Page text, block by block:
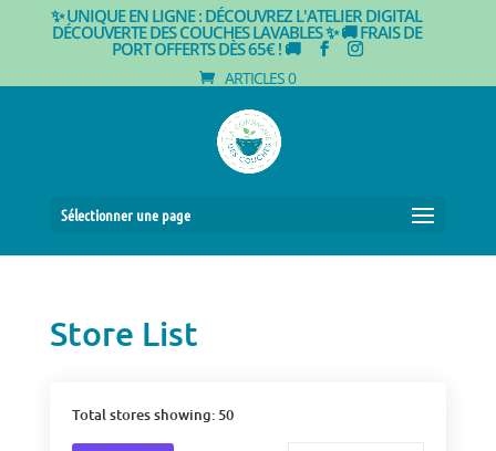
✨ UNIQUE EN LIGNE : DÉCOUVREZ L'ATELIER DIGITAL
DÉCOUVERTE DES COUCHES LAVABLES ✨🚚 FRAIS DE
PORT OFFERTS DÈS 65€ ! 🚚
ARTICLES 0
Sélectionner une page
Store List
Total stores showing: 50